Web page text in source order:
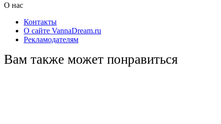
О нас
Контакты
О сайте VannaDream.ru
Рекламодателям
Вам также может понравиться